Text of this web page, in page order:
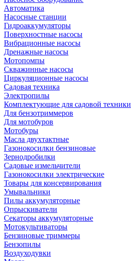
Автоматика
Насосные станции
Гидроаккумуляторы
Поверхностные насосы
Вибрационные насосы
Дренажные насосы
Мотопомпы
Скважинные насосы
Циркуляционные насосы
Садовая техника
Электропилы
Комплектующие для садовой техники
Для бензотриммеров
Для мотобуров
Мотобуры
Масла двухтактные
Газонокосилки бензиновые
Зернодробилки
Садовые измельчители
Газонокосилки электрические
Товары для консервирования
Умывальники
Пилы аккумуляторные
Опрыскиватели
Секаторы аккумуляторные
Мотокультиваторы
Бензиновые триммеры
Бензопилы
Воздуходувки